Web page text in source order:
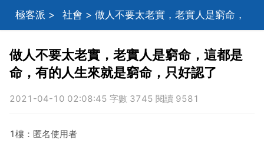
極客派 > 社會 > 做人不要太老實，老實人是窮命，
這都是命，有的人生來就是窮命，只好認了
做人不要太老實，老實人是窮命，這都是
命，有的人生來就是窮命，只好認了
2021-04-10 02:08:45 字數 3745 閱讀 9581
1樓：匿名使用者